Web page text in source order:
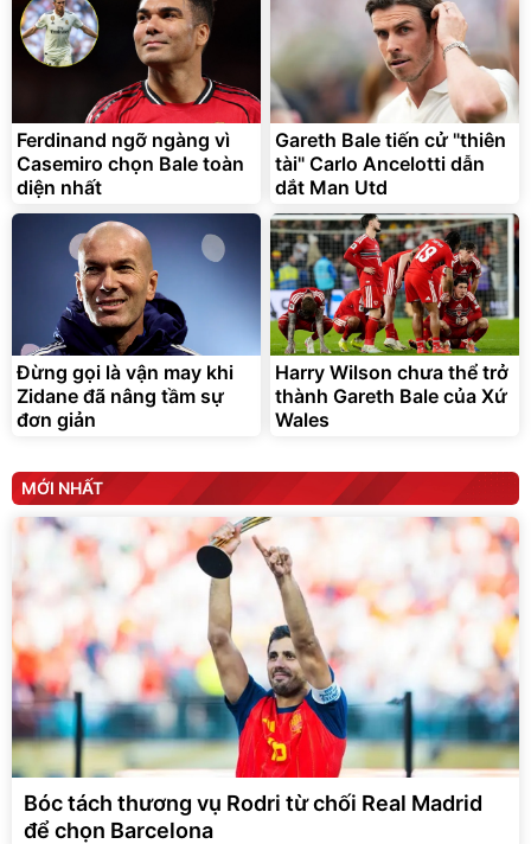
Lót ghế ôtô, nâng lưng
chống nóng giúp thoải mái
trong di chuyển
295.000đ
Đã bán nhiều
Ferdinand ngỡ ngàng vì
Casemiro chọn Bale toàn
diện nhất
Gareth Bale tiến cử "thiên
tài" Carlo Ancelotti dẫn
dắt Man Utd
Đừng gọi là vận may khi
Zidane đã nâng tầm sự
đơn giản
Harry Wilson chưa thể trở
thành Gareth Bale của Xứ
Wales
MỚI NHẤT
Bóc tách thương vụ Rodri từ chối Real Madrid
để chọn Barcelona